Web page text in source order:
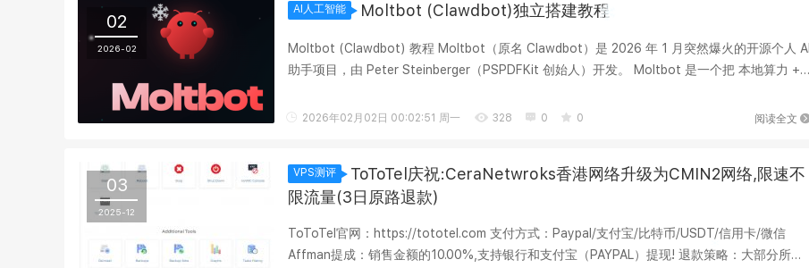
02
2026-02
AI人工智能 Moltbot (Clawdbot)独立搭建教程
Moltbot (Clawdbot) 教程 Moltbot（原名 Clawdbot）是 2026 年 1 月突然爆火的开源个人 AI
助手项目，由 Peter Steinberger（PSPDFKit 创始人）开发。 Moltbot 是一个把 本地算力 +
阅读全文
2026年02月02日 00:02:51 周一 328 0 0
03
2025-12
VPS测评
ToToTel庆祝:CeraNetwroks香港网络升级为CMIN2网络,限速不
限流量(3日原路退款)
ToToTel官网：https://tototel.com 支付方式：Paypal/支付宝/比特币/USDT/信用卡/微信
Affman提成：销售金额的10.00%,支持银行和支付宝（PAYPAL）提现! 退款策略：大部分所有